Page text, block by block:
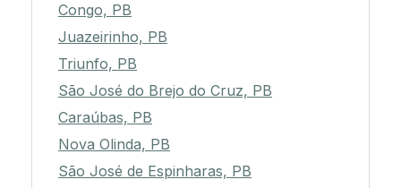
Congo, PB
Juazeirinho, PB
Triunfo, PB
São José do Brejo do Cruz, PB
Caraúbas, PB
Nova Olinda, PB
São José de Espinharas, PB